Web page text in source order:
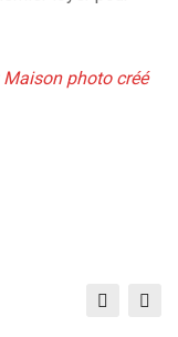
Maison photo créé